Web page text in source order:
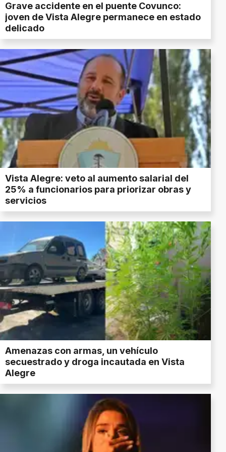
Grave accidente en el puente Covunco:
joven de Vista Alegre permanece en estado
delicado
Vista Alegre: veto al aumento salarial del
25% a funcionarios para priorizar obras y
servicios
Amenazas con armas, un vehículo
secuestrado y droga incautada en Vista
Alegre